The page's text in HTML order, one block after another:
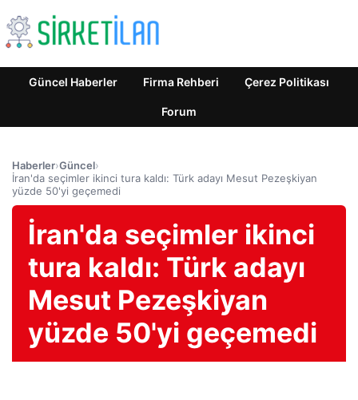
Güncel Haberler Firma Rehberi Çerez Politikası
Forum
Haberler›Güncel›
İran'da seçimler ikinci tura kaldı: Türk adayı Mesut Pezeşkiyan
yüzde 50'yi geçemedi
İran'da seçimler ikinci
tura kaldı: Türk adayı
Mesut Pezeşkiyan
yüzde 50'yi geçemedi